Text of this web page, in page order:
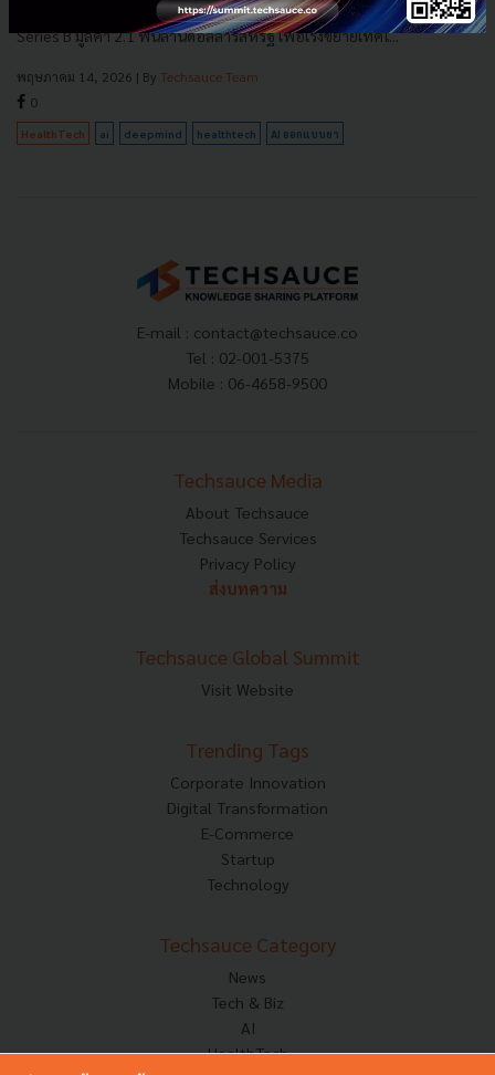
ด้วย AI ที่ก่อตั้งโดย Demis Hassabis ซีอีโอ DeepMind ประกาศระดมทุน
Series B มูลค่า 2.1 พันล้านดอลลาร์สหรัฐ เพื่อเร่งขยายเทคโ...
พฤษภาคม 14, 2026 | By Techsauce Team
0
HealthTech ai deepmind healthtech AI ออกแบบยา
E-mail : contact@techsauce.co
Tel : 02-001-5375
Mobile : 06-4658-9500
Techsauce Media
About Techsauce
Techsauce Services
Privacy Policy
ส่งบทความ
Techsauce Global Summit
Visit Website
Trending Tags
Corporate Innovation
Digital Transformation
E-Commerce
Startup
Technology
Techsauce Category
News
Tech & Biz
AI
HealthTech